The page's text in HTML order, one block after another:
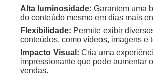
Alta luminosidade: Garantem uma
do conteúdo mesmo em dias mais
Flexibilidade: Permite exibir
conteúdos, como vídeos, imagens e
Impacto Visual: Cria uma
impressionante que pode aumentar
vendas.